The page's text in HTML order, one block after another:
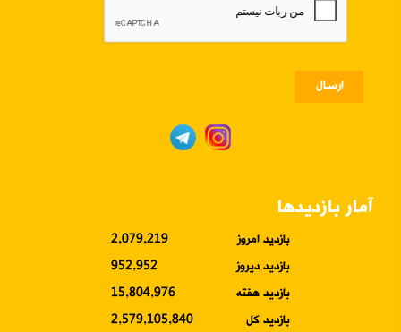
ارسـال
آمار بازدیدها
بازدید امروز
2,079,219
بازدید دیروز
952,952
بازدید هفته
15,804,976
بازدید کل
2,579,105,840